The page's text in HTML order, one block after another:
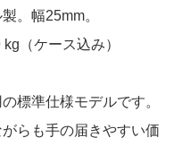
。幅25mm。
（ケース込み）
標準仕様モデルです。
らも手の届きやすい価